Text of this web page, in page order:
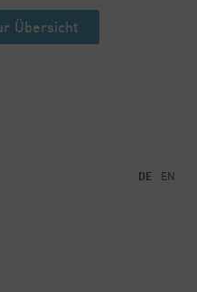
Übersicht
DE EN